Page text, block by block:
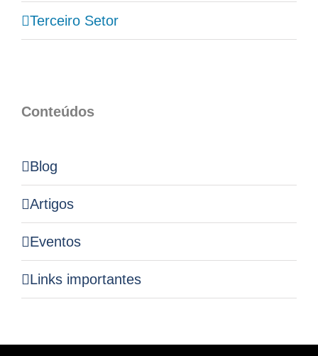
Terceiro Setor
Conteúdos
Blog
Artigos
Eventos
Links importantes